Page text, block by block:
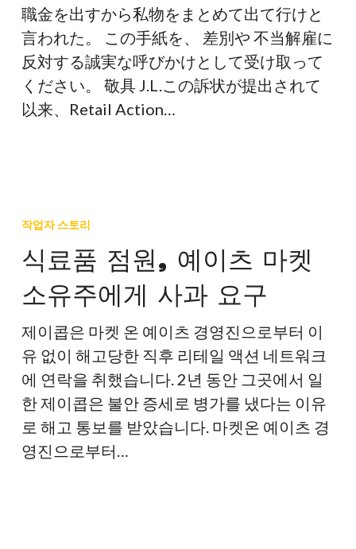
職金を出すから私物をまとめて出て行けと
言われた。 この手紙を、 差別や 不当解雇に
反対する誠実な呼びかけとして受け取って
ください。 敬具 J.L.この訴状が提出されて
以来、Retail Action…
료
점
원,
이
츠
마
켓
소
유
작업자 스토리
식료품 점원, 예이츠 마켓
소유주에게 사과 요구
제이콥은 마켓 온 예이츠 경영진으로부터 이
유 없이 해고당한 직후 리테일 액션 네트워크
에 연락을 취했습니다. 2년 동안 그곳에서 일
한 제이콥은 불안 증세로 병가를 냈다는 이유
로 해고 통보를 받았습니다. 마켓온 예이츠 경
영진으로부터…